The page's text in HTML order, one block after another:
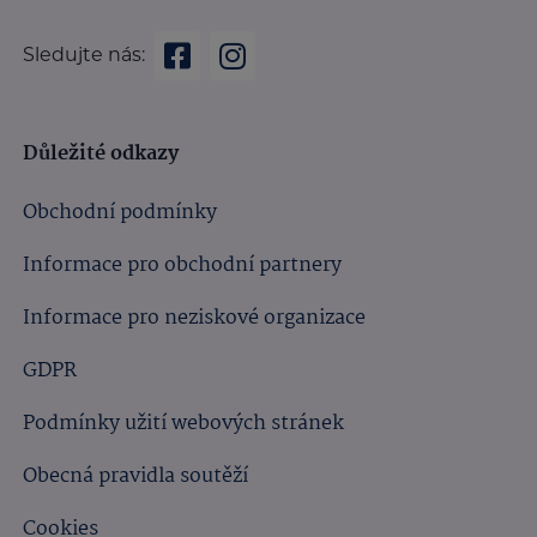
Sledujte nás:
Důležité odkazy
Obchodní podmínky
Informace pro obchodní partnery
Informace pro neziskové organizace
GDPR
Podmínky užití webových stránek
Obecná pravidla soutěží
Cookies